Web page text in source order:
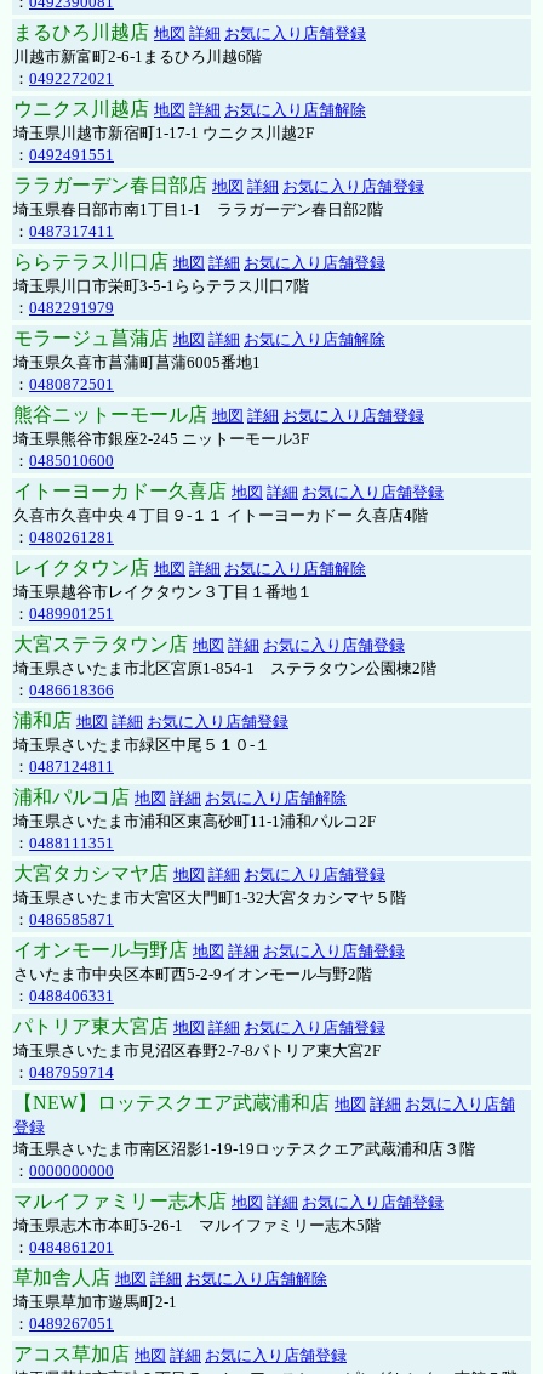
まるひろ川越店 地図 詳細 お気に入り店舗登録
川越市新富町2-6-1まるひろ川越6階
： 0492272021
ウニクス川越店 地図 詳細 お気に入り店舗解除
埼玉県川越市新宿町1-17-1 ウニクス川越2F
： 0492491551
ララガーデン春日部店 地図 詳細 お気に入り店舗登録
埼玉県春日部市南1丁目1-1 ララガーデン春日部2階
： 0487317411
ららテラス川口店 地図 詳細 お気に入り店舗登録
埼玉県川口市栄町3-5-1ららテラス川口7階
： 0482291979
モラージュ菖蒲店 地図 詳細 お気に入り店舗解除
埼玉県久喜市菖蒲町菖蒲6005番地1
： 0480872501
熊谷ニットーモール店 地図 詳細 お気に入り店舗登録
埼玉県熊谷市銀座2-245 ニットーモール3F
： 0485010600
イトーヨーカドー久喜店 地図 詳細 お気に入り店舗登録
久喜市久喜中央４丁目９-１１ イトーヨーカドー 久喜店4階
： 0480261281
レイクタウン店 地図 詳細 お気に入り店舗解除
埼玉県越谷市レイクタウン３丁目１番地１
： 0489901251
大宮ステラタウン店 地図 詳細 お気に入り店舗登録
埼玉県さいたま市北区宮原1-854-1 ステラタウン公園棟2階
： 0486618366
浦和店 地図 詳細 お気に入り店舗登録
埼玉県さいたま市緑区中尾５１０-１
： 0487124811
浦和パルコ店 地図 詳細 お気に入り店舗解除
埼玉県さいたま市浦和区東高砂町11-1浦和パルコ2F
： 0488111351
大宮タカシマヤ店 地図 詳細 お気に入り店舗登録
埼玉県さいたま市大宮区大門町1-32大宮タカシマヤ５階
： 0486585871
イオンモール与野店 地図 詳細 お気に入り店舗登録
さいたま市中央区本町西5-2-9イオンモール与野2階
： 0488406331
パトリア東大宮店 地図 詳細 お気に入り店舗登録
埼玉県さいたま市見沼区春野2-7-8パトリア東大宮2F
： 0487959714
【NEW】ロッテスクエア武蔵浦和店 地図 詳細 お気に入り店舗
登録
埼玉県さいたま市南区沼影1-19-19ロッテスクエア武蔵浦和店３階
： 0000000000
マルイファミリー志木店 地図 詳細 お気に入り店舗登録
埼玉県志木市本町5-26-1 マルイファミリー志木5階
： 0484861201
草加舎人店 地図 詳細 お気に入り店舗解除
埼玉県草加市遊馬町2-1
： 0489267051
アコス草加店 地図 詳細 お気に入り店舗登録